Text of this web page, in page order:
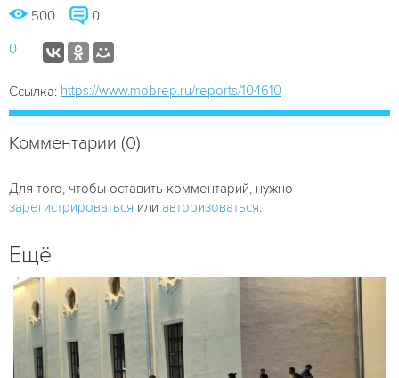
500 0
0
Ссылка: https://www.mobrep.ru/reports/104610
Комментарии (0)
Для того, чтобы оставить комментарий, нужно
зарегистрироваться или авторизоваться
Ещё